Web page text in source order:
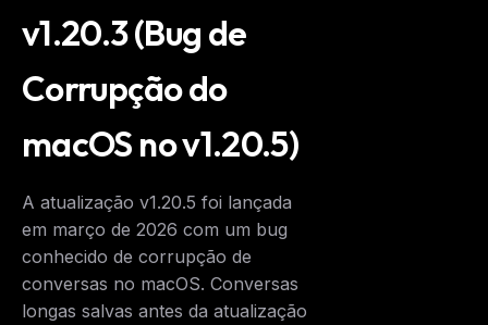
v1.20.3 (Bug de
Corrupção do
macOS no v1.20.5)
A atualização v1.20.5 foi lançada
em março de 2026 com um bug
conhecido de corrupção de
conversas no macOS. Conversas
longas salvas antes da atualização